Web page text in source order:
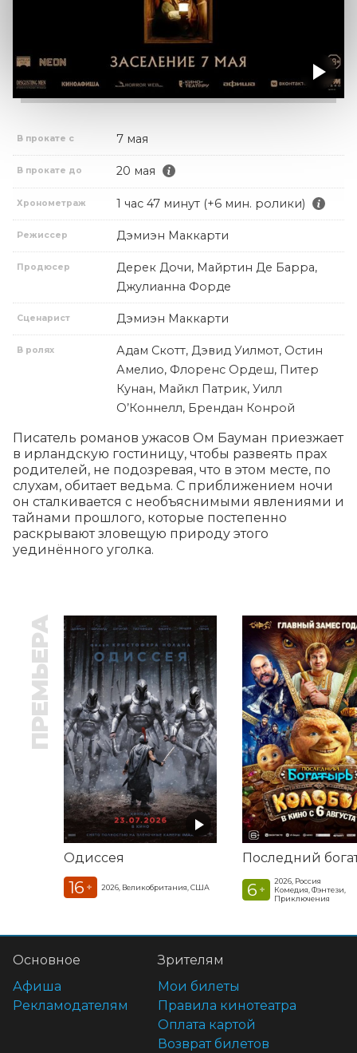
В прокате с 7 мая
В прокате до 20 мая
Хронометраж 1 час 47 минут (+6 мин. ролики)
Режиссер Дэмиэн Маккарти
Продюсер
Дерек Дочи, Майртин Де Барра,
Джулианна Форде
Сценарист Дэмиэн Маккарти
В ролях
Адам Скотт, Дэвид Уилмот, Остин
Амелио, Флоренс Ордеш, Питер
Кунан, Майкл Патрик, Уилл
О’Коннелл, Брендан Конрой
Писатель романов ужасов Ом Бауман приезжает
в ирландскую гостиницу, чтобы развеять прах
родителей, не подозревая, что в этом месте, по
слухам, обитает ведьма. С приближением ночи
он сталкивается с необъяснимыми явлениями и
тайнами прошлого, которые постепенно
раскрывают зловещую природу этого
уединённого уголка.
ПРЕМЬЕРА
Одиссея
16 + 2026, Великобритания, США 6 +
2026, Россия
Комедия, Фэнтези,
Приключения
Основное
Афиша
Рекламодателям
Зрителям
Мои билеты
Правила кинотеатра
Оплата картой
Возврат билетов